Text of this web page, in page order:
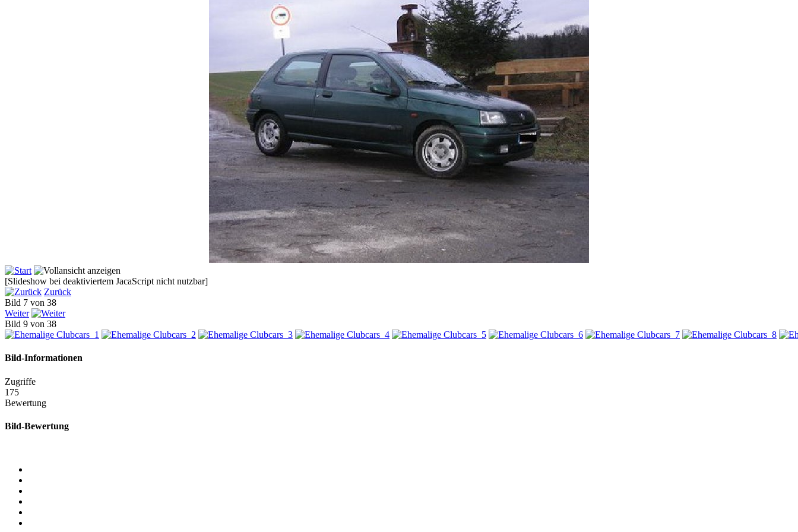
[Slideshow bei deaktiviertem JacaScript nicht nutzbar]
Zurück
Bild 7 von 38
Weiter
Bild 9 von 38
Bild-Informationen
Zugriffe
175
Bewertung
Bild-Bewertung